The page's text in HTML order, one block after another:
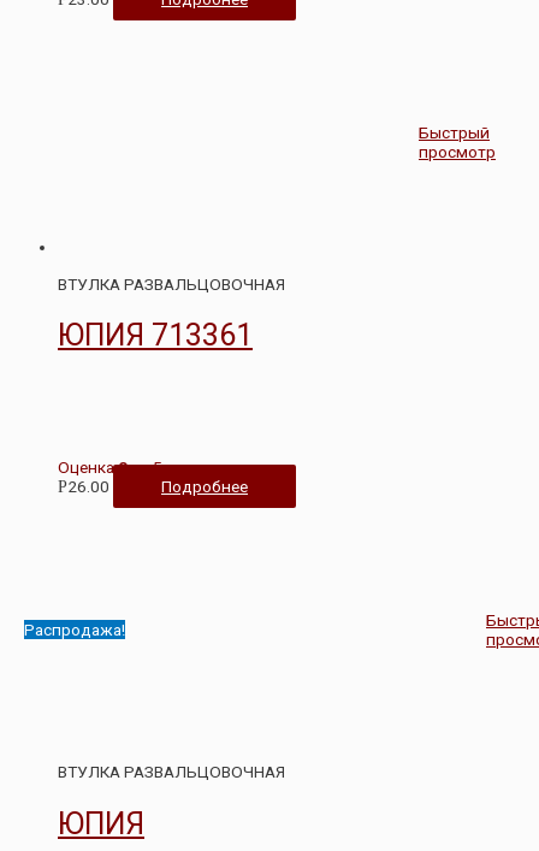
Быстрый
просмотр
ВТУЛКА РАЗВАЛЬЦОВОЧНАЯ
ЮПИЯ 713361
Оценка0из 5
Р26.00 Подробнее
Распродажа!
ВТУЛКА РАЗВАЛЬЦОВОЧНАЯ
ЮПИЯ